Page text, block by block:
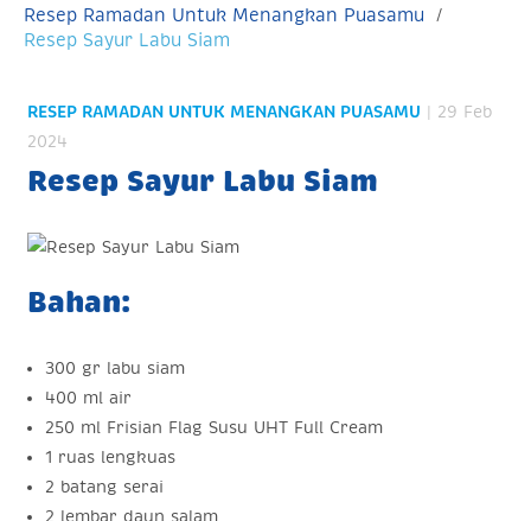
Resep Ramadan Untuk Menangkan Puasamu
Resep Sayur Labu Siam
RESEP RAMADAN UNTUK MENANGKAN PUASAMU | 29 Feb
2024
Resep Sayur Labu Siam
Bahan:
300 gr labu siam
400 ml air
250 ml Frisian Flag Susu UHT Full Cream
1 ruas lengkuas
2 batang serai
2 lembar daun salam